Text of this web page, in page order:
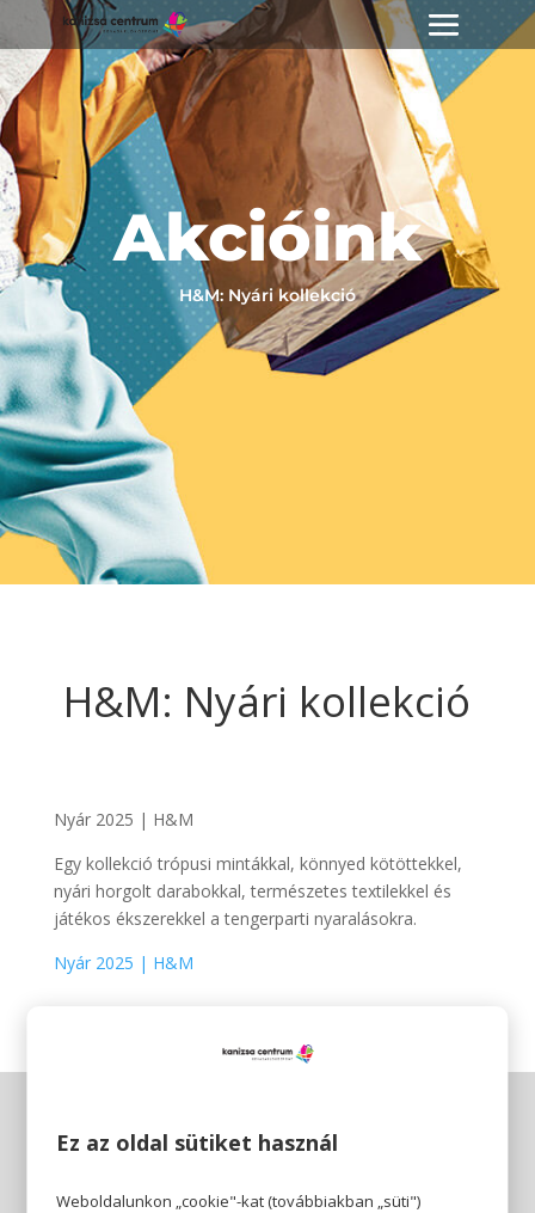
Akcióink
H&M: Nyári kollekció
H&M: Nyári kollekció
Nyár 2025 | H&M
Egy kollekció trópusi mintákkal, könnyed kötöttekkel,
nyári horgolt darabokkal, természetes textilekkel és
játékos ékszerekkel a tengerparti nyaralásokra.
Nyár 2025 | H&M
Ez az oldal sütiket használ
Weboldalunkon „cookie"-kat (továbbiakban „süti")